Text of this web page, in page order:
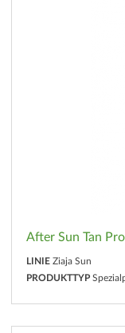
After Sun Tan
LINIE Ziaja Sun
PRODUKTTYP